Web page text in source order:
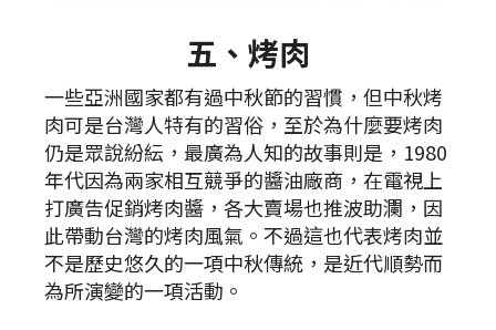
五、烤肉
一些亞洲國家都有過中秋節的習慣，但中秋烤
肉可是台灣人特有的習俗，至於為什麼要烤肉
仍是眾說紛紜，最廣為人知的故事則是，1980
年代因為兩家相互競爭的醬油廠商，在電視上
打廣告促銷烤肉醬，各大賣場也推波助瀾，因
此帶動台灣的烤肉風氣。不過這也代表烤肉並
不是歷史悠久的一項中秋傳統，是近代順勢而
為所演變的一項活動。